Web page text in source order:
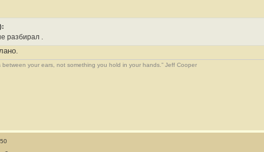
разбирал .
your ears, not something you hold in your hands.” Jeff Cooper